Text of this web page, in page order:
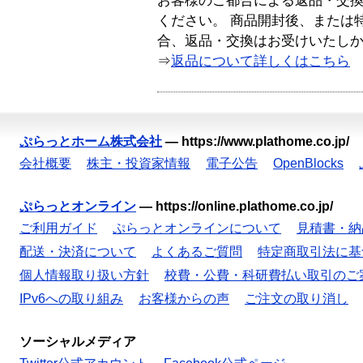
ください。 商品開封後、または
合、返品・交換はお受けいたし
⇒返品について詳しくはこちら
ぷらっとホーム株式会社 — https://www.plathome.co.jp/
会社概要
株主・投資家情報 電子公告 OpenBlocks
ぷらっとオンライン — https://online.plathome.co.jp/
ご利用ガイド
ぷらっとオンラインについて
見積書・
配送・決済について
よくあるご質問
特定商取引法に
個人情報取り扱い方針
校費・公費・科研費払い取引のご
IPv6への取り組み
お客様からの声 ご注文の取り消し
ソーシャルメディア